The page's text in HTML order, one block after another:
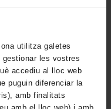
utilitza galetes
les vostres
accediu al lloc web
puguin diferenciar la
amb finalitats
amb el lloc web) i amb